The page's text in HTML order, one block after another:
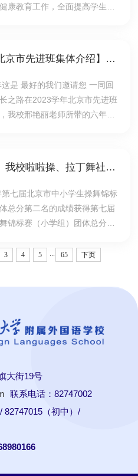
康教育工作，全面提高学生心
【小学德育•北京市先进班集体介绍】立足核心素养，建设幸福班级
是 最好的我们邀请您 一同回
之路在2023学年北京市先进班
我校邢艳丽老师所带的六年级
【小学·喜报】我校啦啦操、拉丁舞社团在市级中小学生操舞锦标赛中斩获佳绩
七届北京市中小学生操舞锦标
总分第二名的成绩获得第七届
锦标赛（小学组）团体总分亚
定动作第一名、花球示范动作
3 4 5 ... 65 下页
大街19号
联系电话：82747002
82747015（初中）/